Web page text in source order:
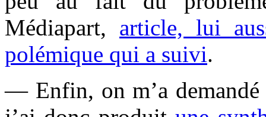
Médiapart, article, lui
polémique qui a suivi.
— Enfin, on m’a